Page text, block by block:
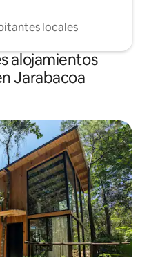
locales
alojamientos
Jarabacoa